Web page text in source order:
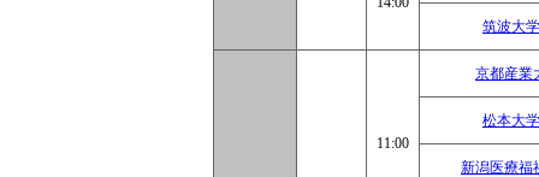
筑波大
11:00
京都産業
松本大
新潟医療福